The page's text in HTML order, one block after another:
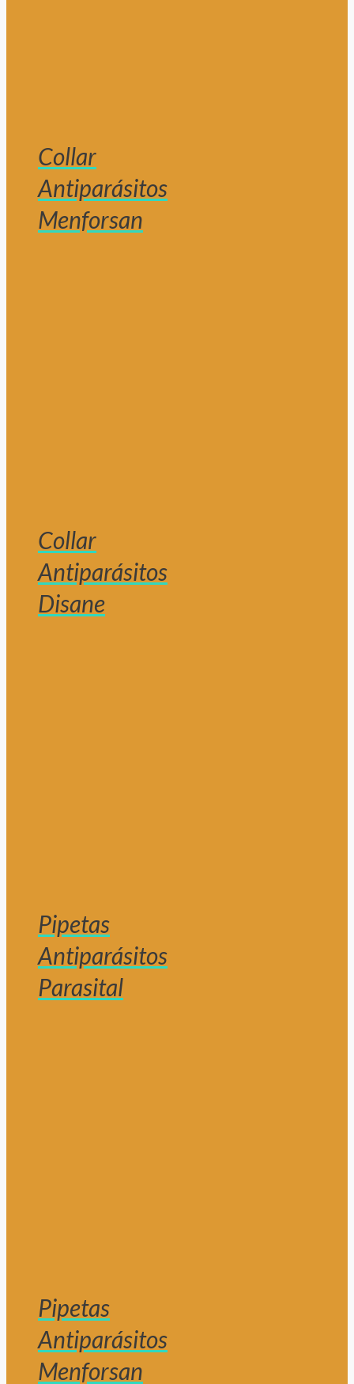
Collar
Antiparásitos
Menforsan
Collar
Antiparásitos
Disane
Pipetas
Antiparásitos
Parasital
Pipetas
Antiparásitos
Menforsan